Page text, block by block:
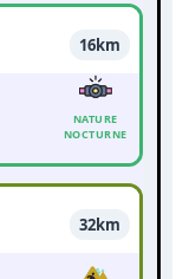
16km
NATURE
NOCTURNE
32km